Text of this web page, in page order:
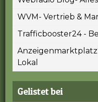
WVM- Vertrieb &
Trafficbooster24 -
Lokal
Gelistet bei